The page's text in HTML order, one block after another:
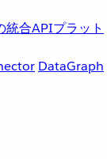
統合APIプラット
DataGraph